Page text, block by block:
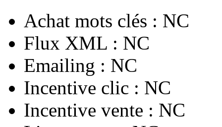
Achat mots clés : NC
Flux XML : NC
Emailing : NC
Incentive clic : NC
Incentive vente : NC